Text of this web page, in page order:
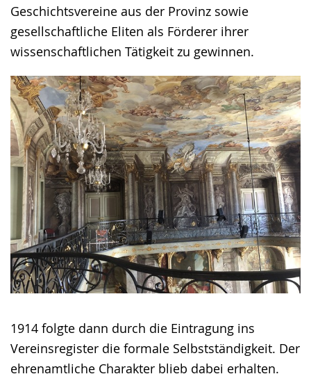
Geschichtsvereine aus der Provinz sowie
gesellschaftliche Eliten als Förderer ihrer
wissenschaftlichen Tätigkeit zu gewinnen.
1914 folgte dann durch die Eintragung ins
Vereinsregister die formale Selbstständigkeit. Der
ehrenamtliche Charakter blieb dabei erhalten.